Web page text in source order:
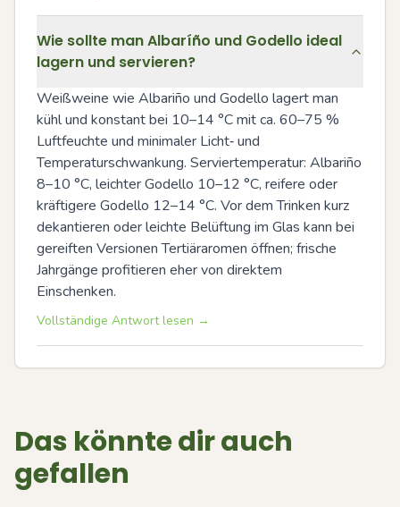
Wie sollte man Albaríño und Godello ideal
lagern und servieren?
Weißweine wie Albariño und Godello lagert man
kühl und konstant bei 10–14 °C mit ca. 60–75 %
Luftfeuchte und minimaler Licht‑ und
Temperaturschwankung. Serviertemperatur: Albariño
8–10 °C, leichter Godello 10–12 °C, reifere oder
kräftigere Godello 12–14 °C. Vor dem Trinken kurz
dekantieren oder leichte Belüftung im Glas kann bei
gereiften Versionen Tertiäraromen öffnen; frische
Jahrgänge profitieren eher von direktem
Einschenken.
Vollständige Antwort lesen →
Das könnte dir auch
gefallen